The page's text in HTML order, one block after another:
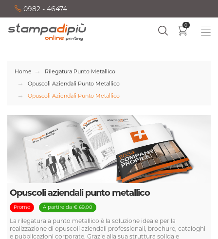
0982 - 46474
0
Home
Rilegatura Punto Metallico
Opuscoli Aziendali Punto Metallico
Opuscoli Aziendali Punto Metallico
Opuscoli aziendali punto metallico
Promo A partire da € 69,00
La rilegatura a punto metallico è la soluzione ideale per la
realizzazione di opuscoli aziendali professionali, brochure, cataloghi
e pubblicazioni corporate. Grazie alla sua struttura solida e